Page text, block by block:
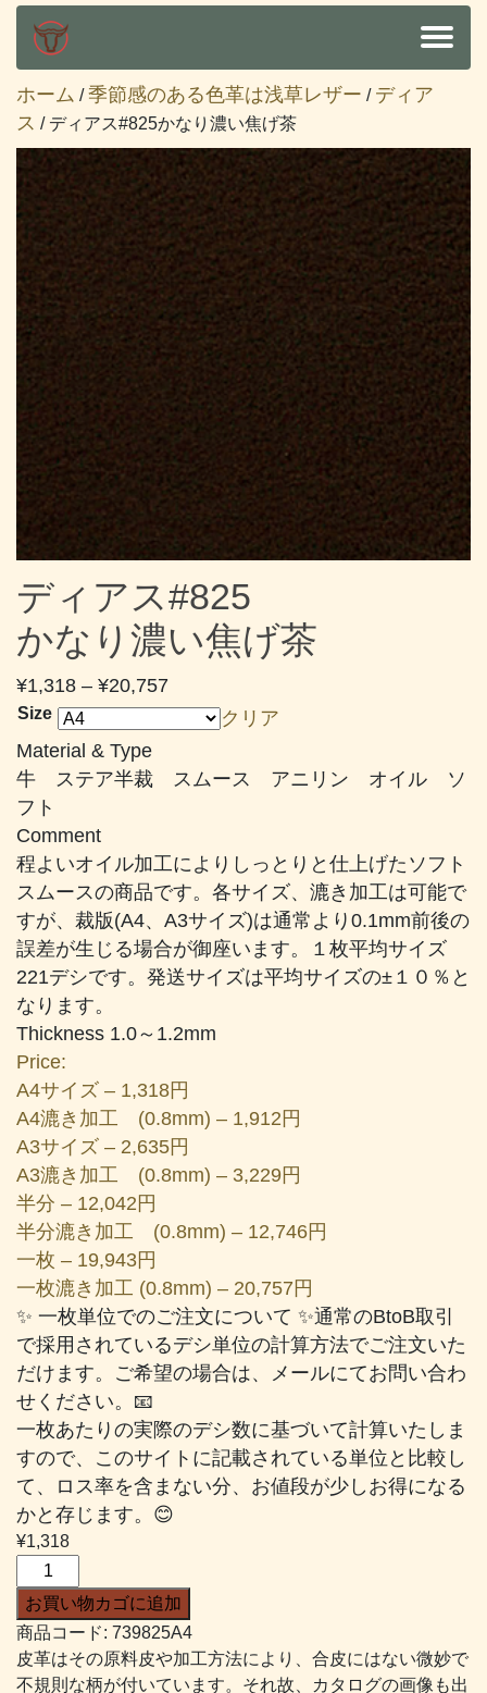
ホーム /季節感のある色革は浅草レザー / ディア
ス / ディアス#825かなり濃い焦げ茶
ディアス#825
かなり濃い焦げ茶
¥1,318 – ¥20,757価
格
¥1,318
Size
クリア
Material & Type
牛 ステア半裁 スムース アニリン オイル ソ
フト
Comment
程よいオイル加工によりしっとりと仕上げたソフト
スムースの商品です。各サイズ、漉き加工は可能で
すが、裁版(A4、A3サイズ)は通常より0.1mm前後の
誤差が生じる場合が御座います。１枚平均サイズ
221デシです。発送サイズは平均サイズの±１０％と
なります。
Thickness 1.0～1.2mm
Price:
A4サイズ – 1,318円
A4漉き加工 (0.8mm) – 1,912円
A3サイズ – 2,635円
A3漉き加工 (0.8mm) – 3,229円
半分 – 12,042円
半分漉き加工 (0.8mm) – 12,746円
一枚 – 19,943円
一枚漉き加工 (0.8mm) – 20,757円
✨ 一枚単位でのご注文について ✨通常のBtoB取引
で採用されているデシ単位の計算方法でご注文いた
だけます。ご希望の場合は、メールにてお問い合わ
せください。📧
一枚あたりの実際のデシ数に基づいて計算いたしま
すので、このサイトに記載されている単位と比較し
て、ロス率を含まない分、お値段が少しお得になる
かと存じます。😊
¥1,318
ィ
ア
ス
#825
お買い物カゴに追加
商品コード: 739825A4
皮革はその原料皮や加工方法により、合皮にはない微妙で
不規則な柄が付いています。それ故、カタログの画像も出